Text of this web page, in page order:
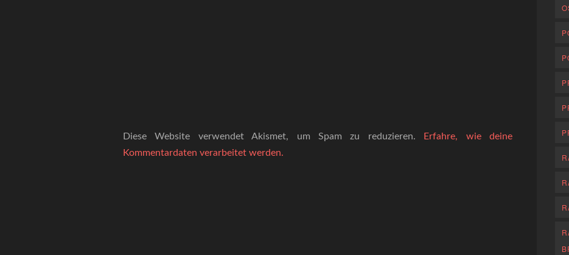
Diese Website verwendet Akismet, um Spam zu reduzieren.
Erfahre, wie deine
Kommentardaten verarbeitet werden.